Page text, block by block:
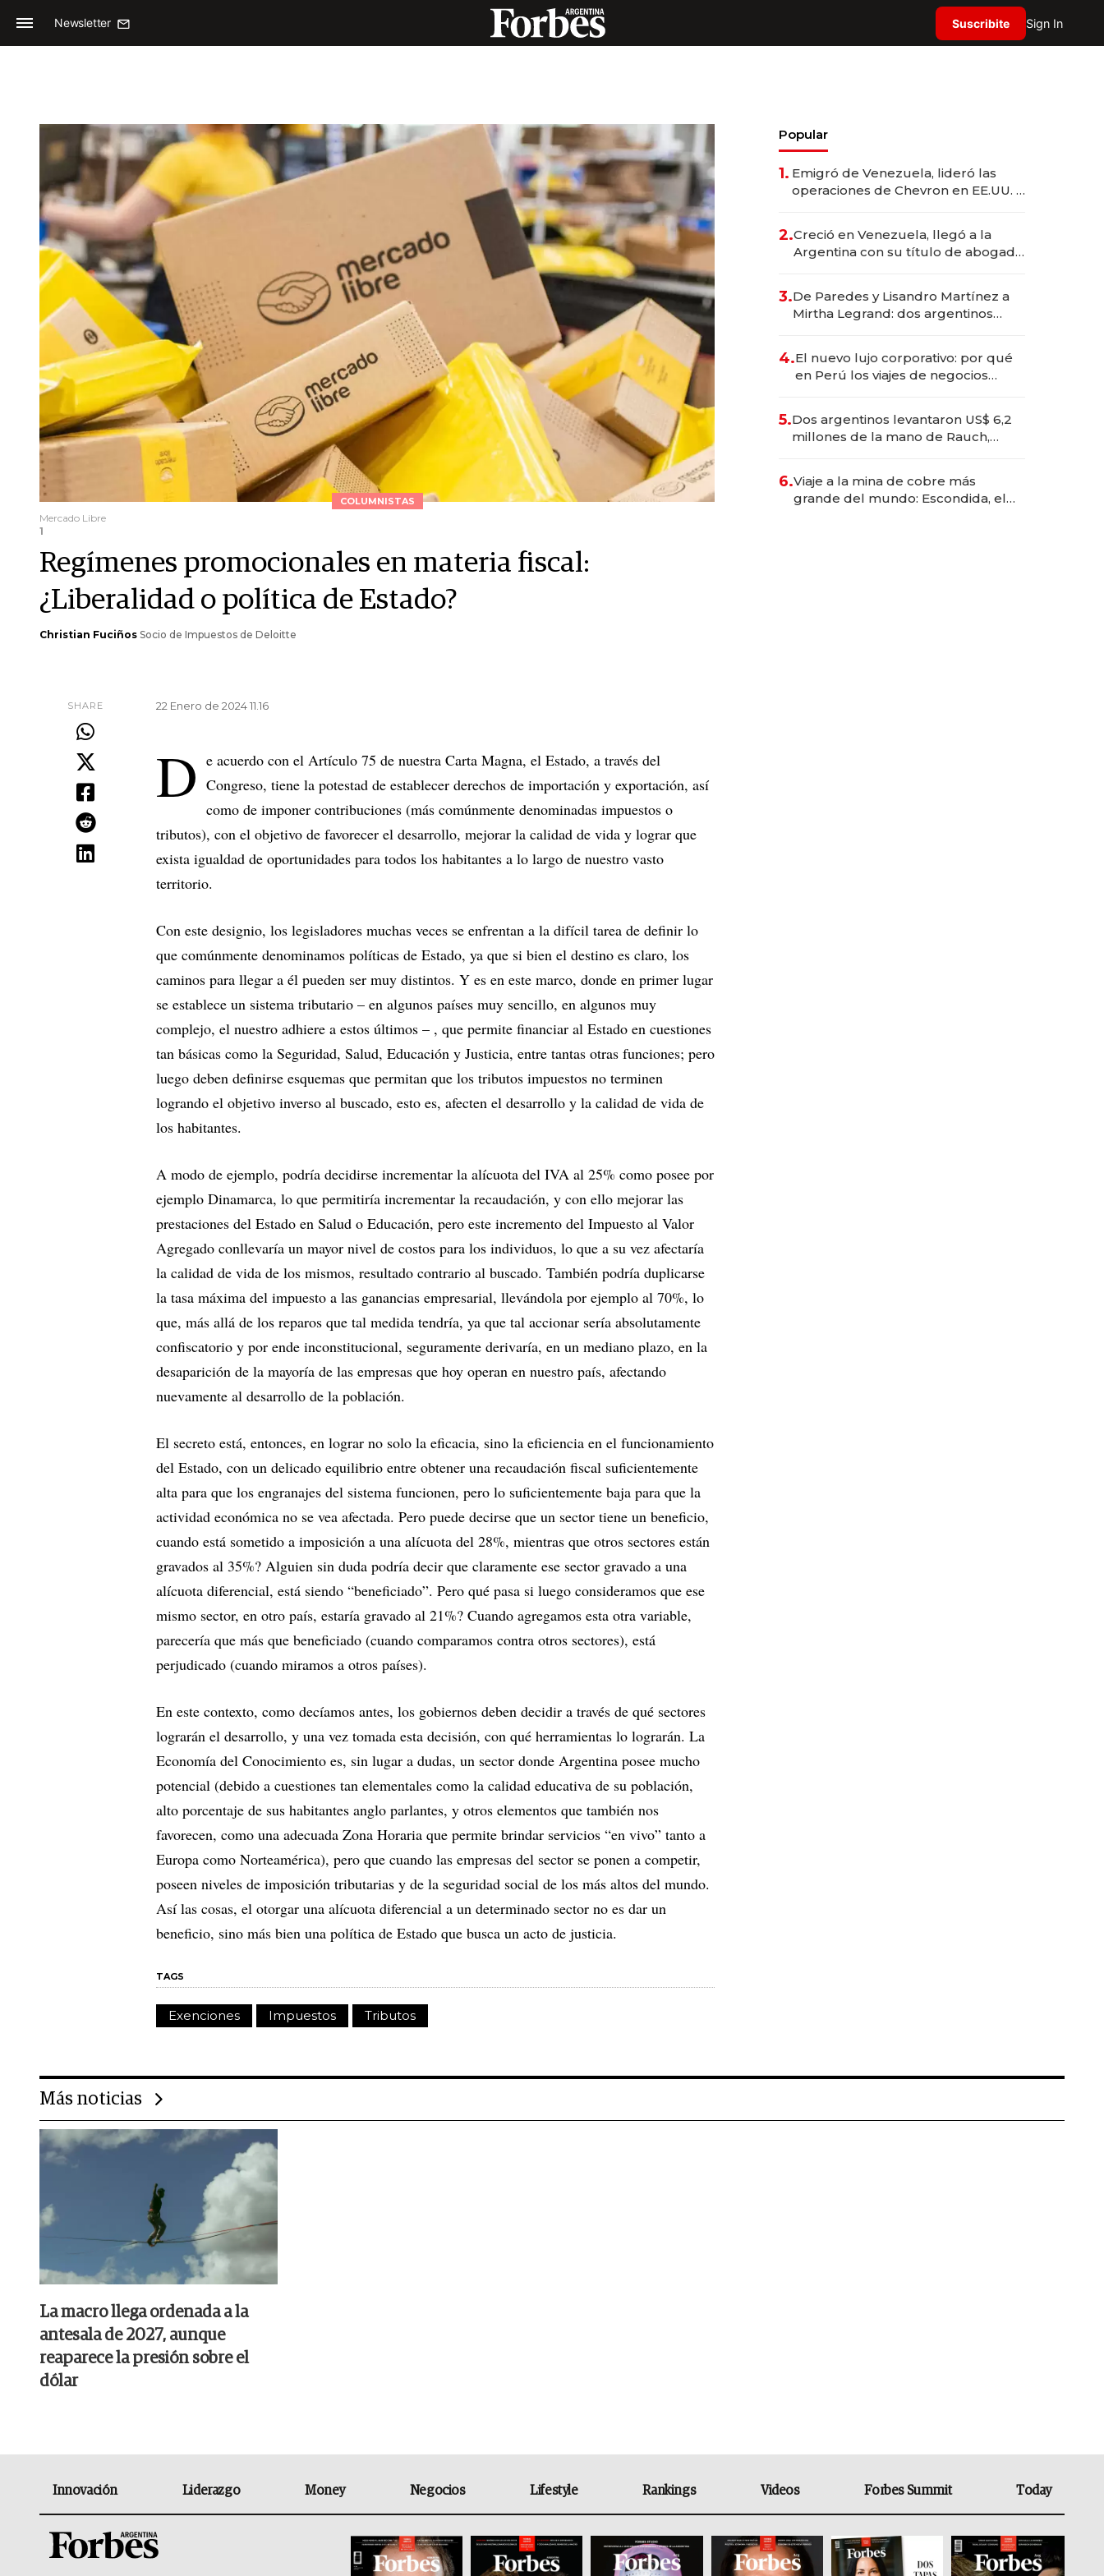
Newsletter Suscribite Sign In
COLUMNISTAS
Mercado Libre
1
Regímenes promocionales en materia fiscal:
¿Liberalidad o política de Estado?
Christian Fuciños Socio de Impuestos de Deloitte
SHARE 22 Enero de 2024 11.16
D e acuerdo con el Artículo 75 de nuestra Carta Magna, el Estado, a través del
Congreso, tiene la potestad de establecer derechos de importación y exportación, así
como de imponer contribuciones (más comúnmente denominadas impuestos o
tributos), con el objetivo de favorecer el desarrollo, mejorar la calidad de vida y lograr que
exista igualdad de oportunidades para todos los habitantes a lo largo de nuestro vasto
territorio.
Con este designio, los legisladores muchas veces se enfrentan a la difícil tarea de definir lo
que comúnmente denominamos políticas de Estado, ya que si bien el destino es claro, los
caminos para llegar a él pueden ser muy distintos. Y es en este marco, donde en primer lugar
se establece un sistema tributario – en algunos países muy sencillo, en algunos muy
complejo, el nuestro adhiere a estos últimos – , que permite financiar al Estado en cuestiones
tan básicas como la Seguridad, Salud, Educación y Justicia, entre tantas otras funciones; pero
luego deben definirse esquemas que permitan que los tributos impuestos no terminen
logrando el objetivo inverso al buscado, esto es, afecten el desarrollo y la calidad de vida de
los habitantes.
A modo de ejemplo, podría decidirse incrementar la alícuota del IVA al 25% como posee por
ejemplo Dinamarca, lo que permitiría incrementar la recaudación, y con ello mejorar las
prestaciones del Estado en Salud o Educación, pero este incremento del Impuesto al Valor
Agregado conllevaría un mayor nivel de costos para los individuos, lo que a su vez afectaría
la calidad de vida de los mismos, resultado contrario al buscado. También podría duplicarse
la tasa máxima del impuesto a las ganancias empresarial, llevándola por ejemplo al 70%, lo
que, más allá de los reparos que tal medida tendría, ya que tal accionar sería absolutamente
confiscatorio y por ende inconstitucional, seguramente derivaría, en un mediano plazo, en la
desaparición de la mayoría de las empresas que hoy operan en nuestro país, afectando
nuevamente al desarrollo de la población.
El secreto está, entonces, en lograr no solo la eficacia, sino la eficiencia en el funcionamiento
del Estado, con un delicado equilibrio entre obtener una recaudación fiscal suficientemente
alta para que los engranajes del sistema funcionen, pero lo suficientemente baja para que la
actividad económica no se vea afectada. Pero puede decirse que un sector tiene un beneficio,
cuando está sometido a imposición a una alícuota del 28%, mientras que otros sectores están
gravados al 35%? Alguien sin duda podría decir que claramente ese sector gravado a una
alícuota diferencial, está siendo “beneficiado”. Pero qué pasa si luego consideramos que ese
mismo sector, en otro país, estaría gravado al 21%? Cuando agregamos esta otra variable,
parecería que más que beneficiado (cuando comparamos contra otros sectores), está
perjudicado (cuando miramos a otros países).
En este contexto, como decíamos antes, los gobiernos deben decidir a través de qué sectores
lograrán el desarrollo, y una vez tomada esta decisión, con qué herramientas lo lograrán. La
Economía del Conocimiento es, sin lugar a dudas, un sector donde Argentina posee mucho
potencial (debido a cuestiones tan elementales como la calidad educativa de su población,
alto porcentaje de sus habitantes anglo parlantes, y otros elementos que también nos
favorecen, como una adecuada Zona Horaria que permite brindar servicios “en vivo” tanto a
Europa como Norteamérica), pero que cuando las empresas del sector se ponen a competir,
poseen niveles de imposición tributarias y de la seguridad social de los más altos del mundo.
Así las cosas, el otorgar una alícuota diferencial a un determinado sector no es dar un
beneficio, sino más bien una política de Estado que busca un acto de justicia.
TAGS
Exenciones Impuestos Tributos
Popular
1. Emigró de Venezuela, lideró las
operaciones de Chevron en EE.UU. y
2.Creció en Venezuela, llegó a la
Argentina con su título de abogado
marcas "fast premium"
3.De Paredes y Lisandro Martínez a
Mirtha Legrand: dos argentinos
4.El nuevo lujo corporativo: por qué
en Perú los viajes de negocios
transformadoras
5.Dos argentinos levantaron US$ 6,2
millones de la mano de Rauch,
6.Viaje a la mina de cobre más
grande del mundo: Escondida, el
Más noticias
La macro llega ordenada a la
antesala de 2027, aunque
reaparece la presión sobre el
dólar
Innovación Liderazgo Money Negocios Lifestyle Rankings Videos Forbes Summit Today